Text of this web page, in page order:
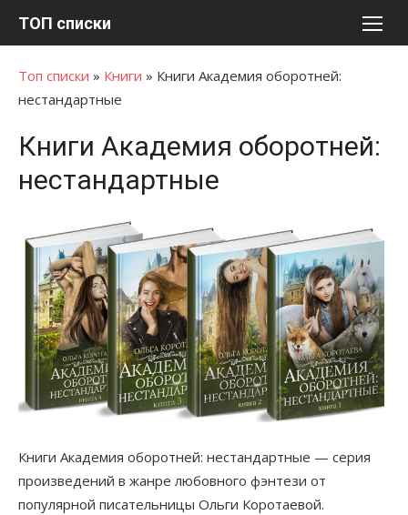
ТОП списки
Топ списки » Книги » Книги Академия оборотней:
нестандартные
Книги Академия оборотней:
нестандартные
Книги Академия оборотней: нестандартные — серия
произведений в жанре любовного фэнтези от
популярной писательницы Ольги Коротаевой.